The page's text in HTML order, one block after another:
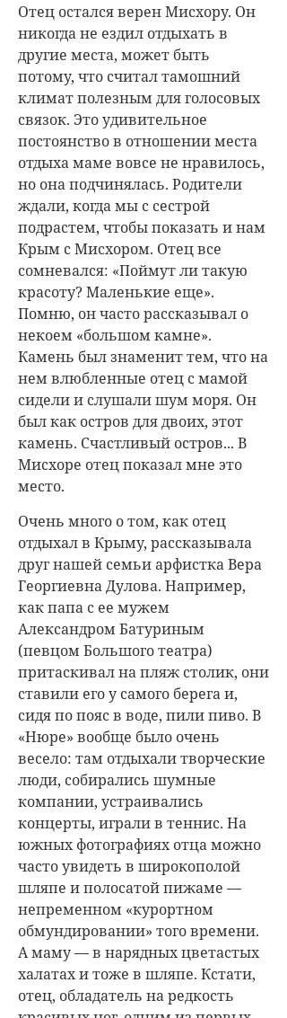
Отец остался верен Мисхору. Он
никогда не ездил отдыхать в
другие места, может быть
потому, что считал тамошний
климат полезным для голосовых
связок. Это удивительное
постоянство в отношении места
отдыха маме вовсе не нравилось,
но она подчинялась. Родители
ждали, когда мы с сестрой
подрастем, чтобы показать и нам
Крым с Мисхором. Отец все
сомневался: «Поймут ли такую
красоту? Маленькие еще».
Помню, он часто рассказывал о
некоем «большом камне».
Камень был знаменит тем, что на
нем влюбленные отец с мамой
сидели и слушали шум моря. Он
был как остров для двоих, этот
камень. Счастливый остров... В
Мисхоре отец показал мне это
место.
Очень много о том, как отец
отдыхал в Крыму, рассказывала
друг нашей семьи арфистка Вера
Георгиевна Дулова. Например,
как папа с ее мужем
Александром Батуриным
(певцом Большого театра)
притаскивал на пляж столик, они
ставили его у самого берега и,
сидя по пояс в воде, пили пиво. В
«Нюре» вообще было очень
весело: там отдыхали творческие
люди, собирались шумные
компании, устраивались
концерты, играли в теннис. На
южных фотографиях отца можно
часто увидеть в широкополой
шляпе и полосатой пижаме —
непременном «курортном
обмундировании» того времени.
А маму — в нарядных цветастых
халатах и тоже в шляпе. Кстати,
отец, обладатель на редкость